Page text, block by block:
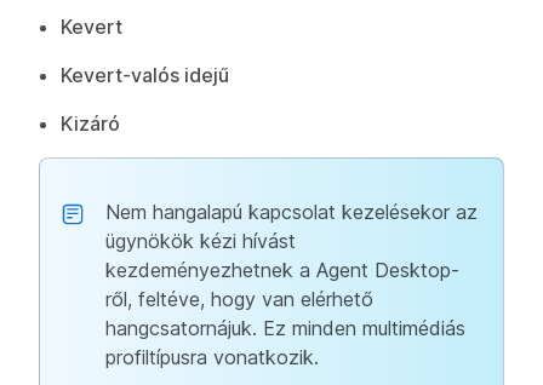
Kevert
Kevert-valós idejű
Kizáró
Nem hangalapú kapcsolat kezelésekor az
ügynökök kézi hívást
kezdeményezhetnek a Agent Desktop-
ről, feltéve, hogy van elérhető
hangcsatornájuk. Ez minden multimédiás
profiltípusra vonatkozik.